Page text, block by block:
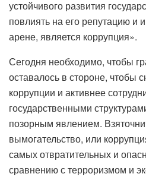
устойчивого развития
повлиять на его репутацию
арене, является коррупция».
Сегодня необходимо, чтобы
оставалось в стороне, чтобы
коррупции и активнее
государственными
позорным явлением.
вымогательство, или
самых отвратительных и
сравнению с терроризмом и